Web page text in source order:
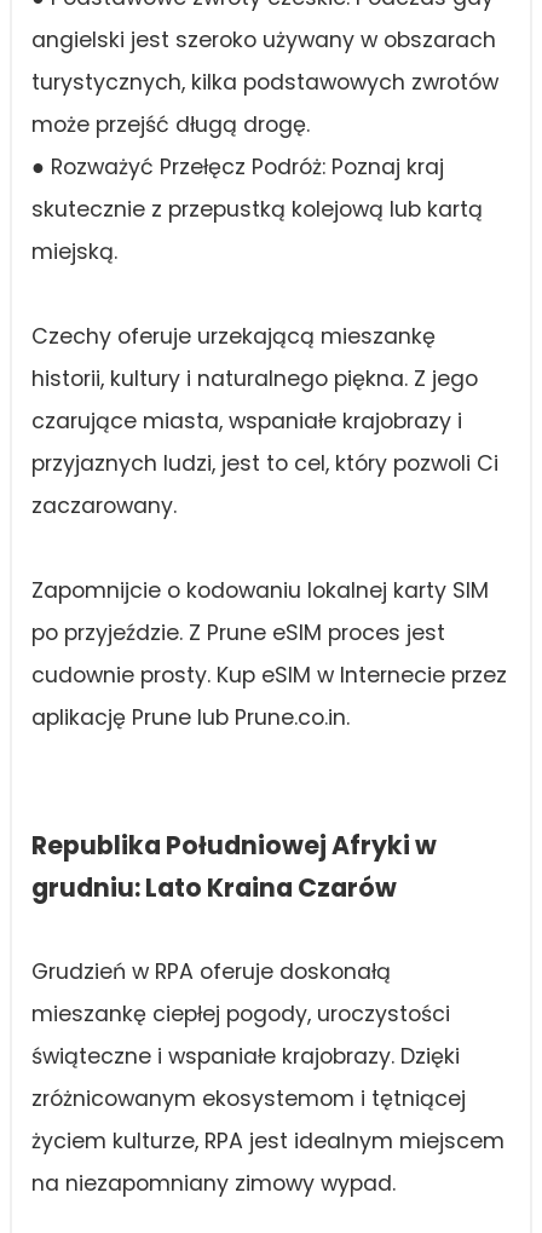
angielski jest szeroko używany w obszarach
turystycznych, kilka podstawowych zwrotów
może przejść długą drogę.
● Rozważyć Przełęcz Podróż: Poznaj kraj
skutecznie z przepustką kolejową lub kartą
miejską.
Czechy oferuje urzekającą mieszankę
historii, kultury i naturalnego piękna. Z jego
czarujące miasta, wspaniałe krajobrazy i
przyjaznych ludzi, jest to cel, który pozwoli Ci
zaczarowany.
Zapomnijcie o kodowaniu lokalnej karty SIM
po przyjeździe. Z Prune eSIM proces jest
cudownie prosty. Kup eSIM w Internecie przez
aplikację Prune lub Prune.co.in.
Republika Południowej Afryki w
grudniu: Lato Kraina Czarów
Grudzień w RPA oferuje doskonałą
mieszankę ciepłej pogody, uroczystości
świąteczne i wspaniałe krajobrazy. Dzięki
zróżnicowanym ekosystemom i tętniącej
życiem kulturze, RPA jest idealnym miejscem
na niezapomniany zimowy wypad.